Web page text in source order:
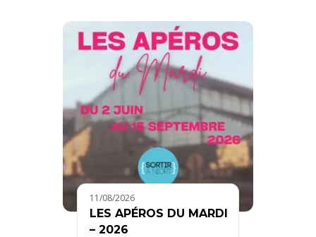
11/08/2026
LES APÉROS DU MARDI
– 2026